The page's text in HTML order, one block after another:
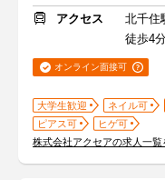
アクセス
北千住
徒歩4
オンライン面接可
大学生歓迎 ネイル可
ピアス可
ヒゲ可
株式会社アクセアの求人一覧